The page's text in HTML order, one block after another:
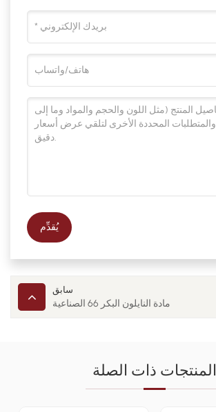
يُقدِّم
سابق
مادة النايلون البكر 66 الصناعية
المنتجات ذات الصلة